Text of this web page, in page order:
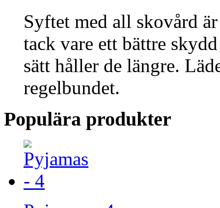
Syftet med all skovård
tack vare ett bättre
sätt håller de längre.
regelbundet.
Populära produkter